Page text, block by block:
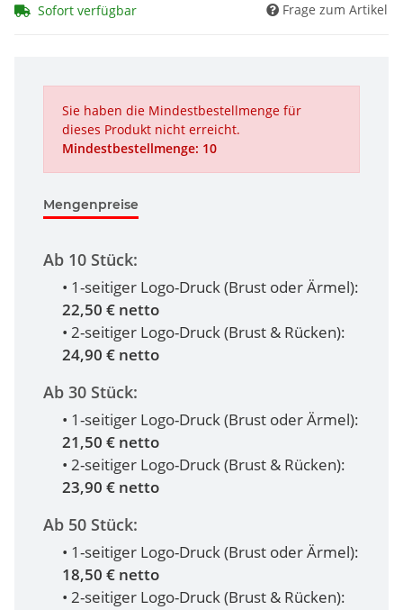
Sofort verfügbar Frage zum Artikel
Sie haben die Mindestbestellmenge für
dieses Produkt nicht erreicht.
Mindestbestellmenge: 10
Mengenpreise
Ab 10 Stück:
• 1-seitiger Logo-Druck (Brust oder Ärmel):
22,50 € netto
• 2-seitiger Logo-Druck (Brust & Rücken):
24,90 € netto
Ab 30 Stück:
• 1-seitiger Logo-Druck (Brust oder Ärmel):
21,50 € netto
• 2-seitiger Logo-Druck (Brust & Rücken):
23,90 € netto
Ab 50 Stück:
• 1-seitiger Logo-Druck (Brust oder Ärmel):
18,50 € netto
• 2-seitiger Logo-Druck (Brust & Rücken):